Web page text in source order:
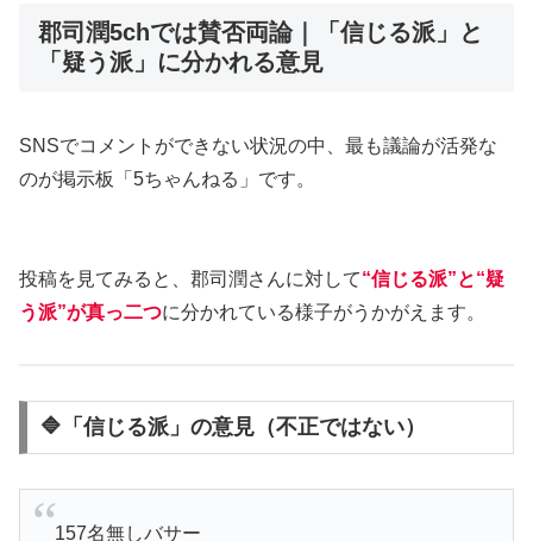
郡司潤5chでは賛否両論｜「信じる派」と
「疑う派」に分かれる意見
SNSでコメントができない状況の中、最も議論が活発な
のが掲示板「5ちゃんねる」です。
投稿を見てみると、郡司潤さんに対して“信じる派”と“疑
う派”が真っ二つに分かれている様子がうかがえます。
🔷「信じる派」の意見（不正ではない）
157名無しバサー